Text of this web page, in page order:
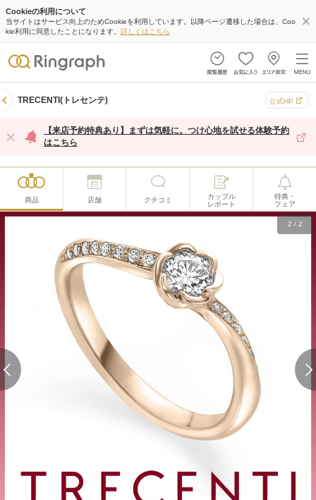
Cookieの利用について
当サイトはサービス向上のためCookieを利用しています。以降ページ遷移した場合は、Coo
kie利用に同意したことになります。 詳しくはこちら
TRECENTI(トレセンテ) 公式HP
【来店予約特典あり】まずは気軽に。つけ心地を試せる体験予約
はこちら
商品 店舗 クチコミ
カップル
レポート
特典・
フェア
2 / 2